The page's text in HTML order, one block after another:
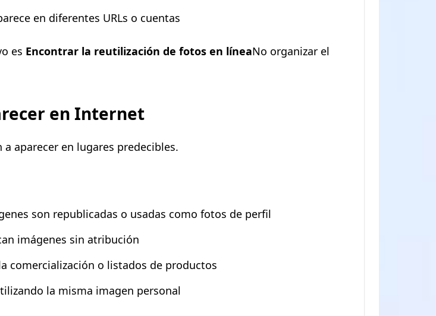
en diferentes URLs o cuentas
es Encontrar la reutilización de fotos en líneaNo organizar el
en Internet
aparecer en lugares predecibles.
son republicadas o usadas como fotos de perfil
imágenes sin atribución
comercialización o listados de productos
la misma imagen personal